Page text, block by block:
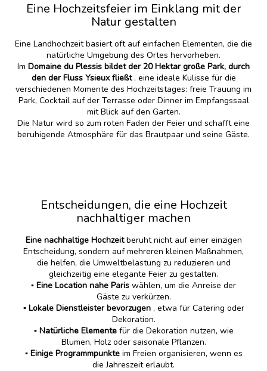
Eine Hochzeitsfeier im Einklang mit der
Natur gestalten
Eine Landhochzeit basiert oft auf einfachen Elementen, die die
natürliche Umgebung des Ortes hervorheben.
Im Domaine du Plessis bildet der 20 Hektar große Park, durch
den der Fluss Ysieux fließt, eine ideale Kulisse für die
verschiedenen Momente des Hochzeitstages: freie Trauung im
Park, Cocktail auf der Terrasse oder Dinner im Empfangssaal
mit Blick auf den Garten.
Die Natur wird so zum roten Faden der Feier und schafft eine
beruhigende Atmosphäre für das Brautpaar und seine Gäste.
Entscheidungen, die eine Hochzeit
nachhaltiger machen
Eine nachhaltige Hochzeitberuht nicht auf einer einzigen
Entscheidung, sondern auf mehreren kleinen Maßnahmen,
die helfen, die Umweltbelastung zu reduzieren und
gleichzeitig eine elegante Feier zu gestalten.
▪️ Eine Location nahe Paris wählen, um die Anreise der
Gäste zu verkürzen.
▪️Lokale Dienstleister bevorzugen, etwa für Catering oder
Dekoration.
▪️Natürliche Elementefür die Dekoration nutzen, wie
Blumen, Holz oder saisonale Pflanzen.
▪️Einige Programmpunkte im Freien organisieren, wenn es
die Jahreszeit erlaubt.